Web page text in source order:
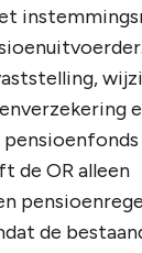
de OR alleen
de